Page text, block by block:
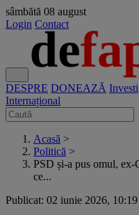
sâmbătă 08 august
Login Contact
DESPRE DONEAZĂ
Internațional
Acasă >
Politică >
PSD și-a pus omul,
ce...
Publicat: 02 iunie 2026, 10:19